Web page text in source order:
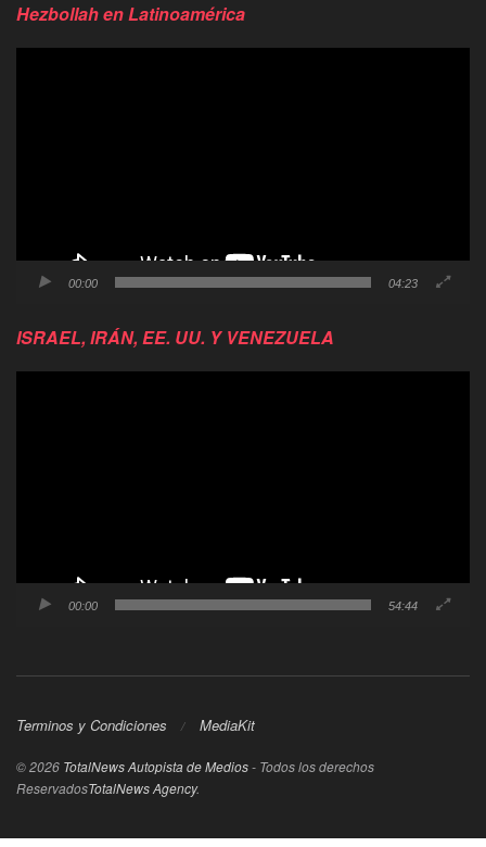
Hezbollah en Latinoamérica
00:00 04:23
ISRAEL, IRÁN, EE. UU. Y VENEZUELA
00:00 54:44
Terminos y Condiciones MediaKit
© 2026 TotalNews Autopista de Medios- Todos los derechos
ReservadosTotalNews Agency.